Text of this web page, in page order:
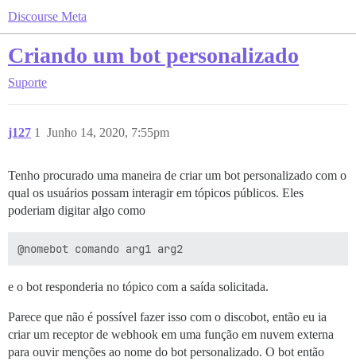
Discourse Meta
Criando um bot personalizado
Suporte
j127 Junho 14, 2020, 7:55pm
1
Tenho procurado uma maneira de criar um bot personalizado com o
qual os usuários possam interagir em tópicos públicos. Eles
poderiam digitar algo como
e o bot responderia no tópico com a saída solicitada.
Parece que não é possível fazer isso com o discobot, então eu ia
criar um receptor de webhook em uma função em nuvem externa
para ouvir menções ao nome do bot personalizado. O bot então